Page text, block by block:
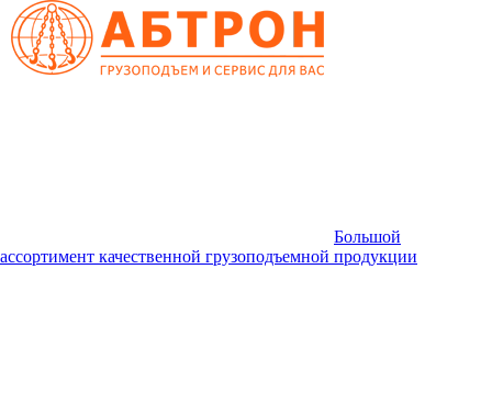
Большой
ассортимент качественной грузоподъемной продукции